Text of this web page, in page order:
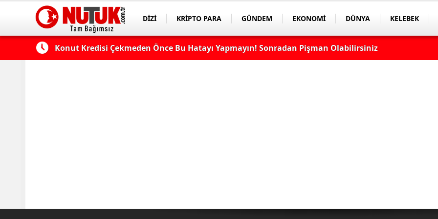
DİZİ KRİPTO PARA GÜNDEM EKONOMİ DÜNYA KELEBEK
Edilmeli? Konut Kredisi Çekmeden Önce Bu Hatayı Yapmayın! Sonradan Pişman Olabilirsiniz